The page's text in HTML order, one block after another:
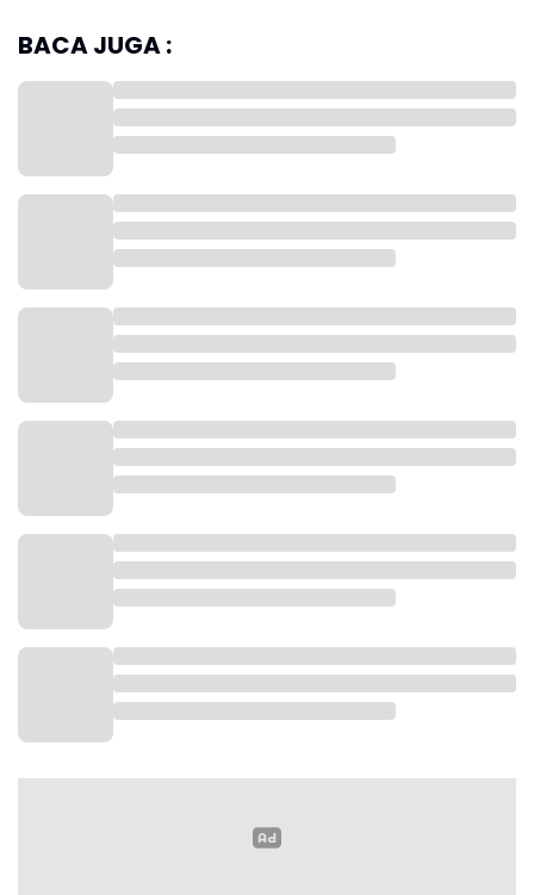
kecamatan serta bingkisan sembako kepada 1123
orang sopir angkot dan ojek pangkalan.
Dalam kesempatan tersebut, Wakil Bupati Karawang
H. Maslani menyampaikan bahwa ramadhan
merupakan bulan penuh berkah dan setiap kebaikan
dilipat gandakan.
Ia berharap dengan adanya kegiatan tersebut
semua untuk bisa berbagi kepada yang
membutuhkan serta memberikan santunan kepada
BACA JUGA :